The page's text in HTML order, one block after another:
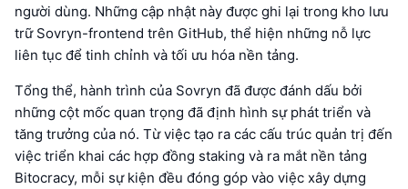
người dùng. Những cập nhật này được ghi lại trong kho lưu
trữ Sovryn-frontend trên GitHub, thể hiện những nỗ lực
liên tục để tinh chỉnh và tối ưu hóa nền tảng.
Tổng thể, hành trình của Sovryn đã được đánh dấu bởi
những cột mốc quan trọng đã định hình sự phát triển và
tăng trưởng của nó. Từ việc tạo ra các cấu trúc quản trị đến
việc triển khai các hợp đồng staking và ra mắt nền tảng
Bitocracy, mỗi sự kiện đều đóng góp vào việc xây dựng